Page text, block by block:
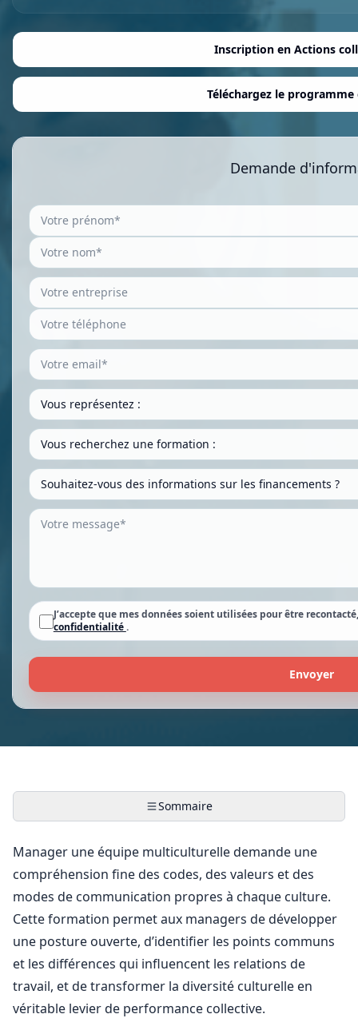
Inscription en Actions
Téléchargez le
Demande
J’accepte que mes données soient utilisées pour être
confidentialité.
Sommaire
Manager une équipe multiculturelle demande une
compréhension fine des codes, des valeurs et des
modes de communication propres à chaque culture.
Cette formation permet aux managers de développer
une posture ouverte, d’identifier les points communs
et les différences qui influencent les relations de
travail, et de transformer la diversité culturelle en
véritable levier de performance collective.